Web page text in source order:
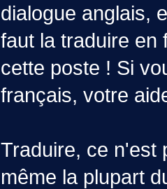
dialogue anglais,
faut la traduire en
cette poste ! Si
français, votre
Traduire, ce n'est
même la plupart